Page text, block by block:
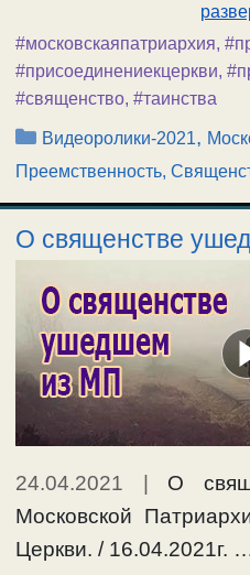
#московскаяпатриархия,
#присоединениекцеркви,
#священство, #таинства
Рубрики
Видеоролики-2021,
Преемственность,
О священстве
24.04.2021 | О
Московской
Церкви. / 16.04.2021г.